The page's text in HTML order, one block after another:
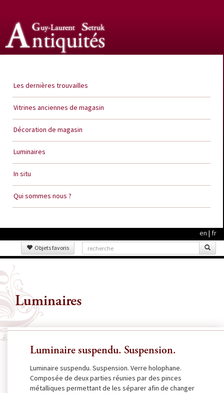
Les dernières trouvailles
Vitrines anciennes de magasin
Décoration de magasin
Luminaires
In situ
Qui sommes nous ?
en | fr
Objets favoris
Luminaires
Luminaire suspendu. Suspension.
Luminaire suspendu. Suspension. Verre holophane.
Composée de deux parties réunies par des pinces
métalliques permettant de les séparer afin de changer